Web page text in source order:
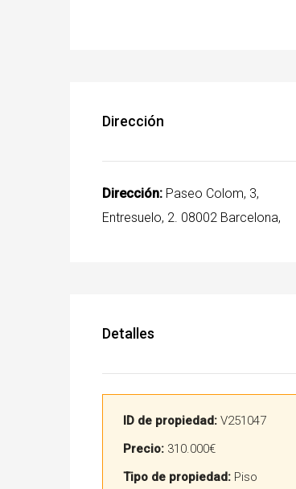
Dirección
Dirección: Paseo Colom, 3,
Entresuelo, 2. 08002 Barcelona,
Detalles
ID de propiedad: V251047
Precio: 310.000€
Tipo de propiedad: Piso